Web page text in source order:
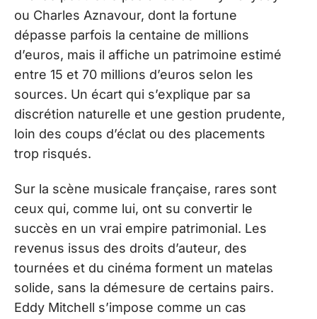
ou Charles Aznavour, dont la fortune
dépasse parfois la centaine de millions
d’euros, mais il affiche un patrimoine estimé
entre 15 et 70 millions d’euros selon les
sources. Un écart qui s’explique par sa
discrétion naturelle et une gestion prudente,
loin des coups d’éclat ou des placements
trop risqués.
Sur la scène musicale française, rares sont
ceux qui, comme lui, ont su convertir le
succès en un vrai empire patrimonial. Les
revenus issus des droits d’auteur, des
tournées et du cinéma forment un matelas
solide, sans la démesure de certains pairs.
Eddy Mitchell s’impose comme un cas